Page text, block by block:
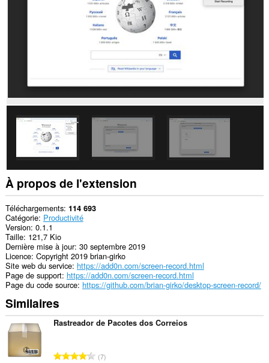
create
notifications
you
in
the
system
tray.
À propos de l'extension
Téléchargements 114 693
Catégorie Productivité
Version 0.1.1
Taille 121,7 Kio
Dernière mise à jour 30 septembre 2019
Licence Copyright 2019 brian-girko
Site web du service https://add0n.com/screen-record.html
Page de support https://add0n.com/screen-record.html
Page du code source https://github.com/brian-girko/desktop-screen-record/
Similaires
Rastreador de Pacotes dos Correios
N7